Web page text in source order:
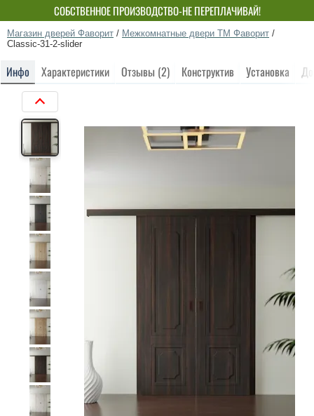
СОБСТВЕННОЕ ПРОИЗВОДСТВО-НЕ ПЕРЕПЛАЧИВАЙ!
Магазин дверей Фаворит / Межкомнатные двери ТМ Фаворит /
Classic-31-2-slider
Инфо Характеристики Отзывы (2) Конструктив Установка